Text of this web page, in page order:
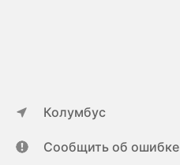
Колумбус
Сообщить об ошибке